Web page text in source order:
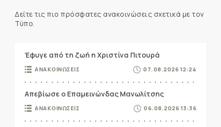
Δείτε τις πιο πρόσφατες ανακοινώσεις σχετικά με τον
Τύπο.
Έφυγε από τη ζωή η Χριστίνα Πιτουρά
ΑΝΑΚΟΙΝΩΣΕΙΣ 07.08.2026 12:24
Απεβίωσε ο Επαμεινώνδας Μανωλίτσης
ΑΝΑΚΟΙΝΩΣΕΙΣ 06.08.2026 13:36